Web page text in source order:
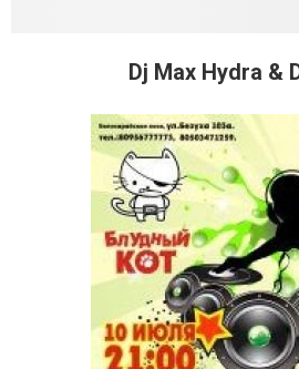
Dj Max Hydra &